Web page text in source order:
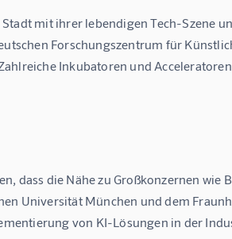
mit ihrer lebendigen Tech-Szene
Forschungszentrum für
Inkubatoren und
dass die Nähe zu Großkonzernen wie
Universität München und dem
von KI-Lösungen in der